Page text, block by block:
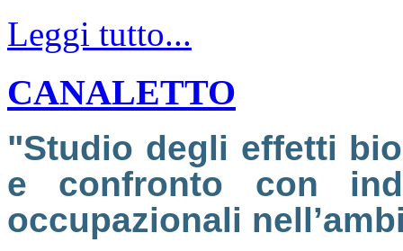
Leggi tutto...
CANALETTO
"Studio degli effetti
e confronto con
occupazionali